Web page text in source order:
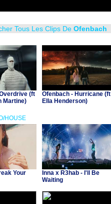
Tous Les Clips De Ofenbach
(ft
Martine)
Ofenbach - Hurricane (ft
Ella Henderson)
HOUSE
Your
Inna x R3hab - I'll Be
Waiting